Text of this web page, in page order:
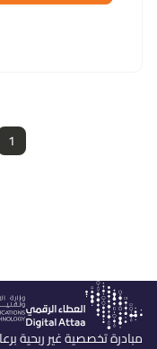
1
مبادرة تخصصية غير ربحية